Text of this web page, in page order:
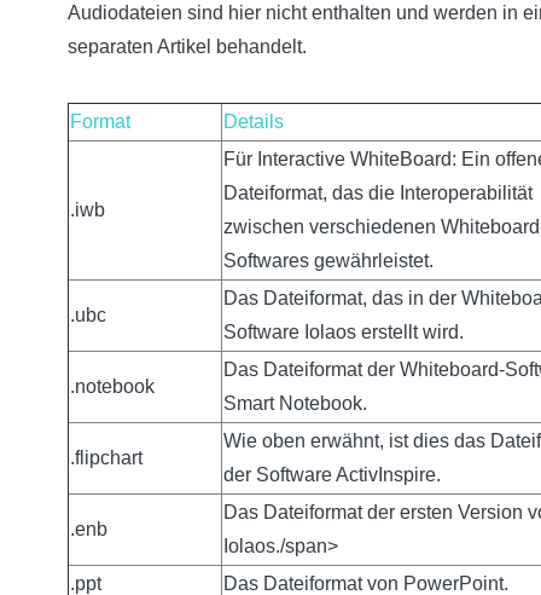
Audiodateien sind hier nicht enthalten und werden in
separaten Artikel behandelt.
Format Details
.iwb
Für Interactive WhiteBoard: Ein
Dateiformat, das die Interoperabilität
zwischen verschiedenen
Softwares gewährleistet.
.ubc
Das Dateiformat, das in der
Software Iolaos erstellt wird.
.notebook
Das Dateiformat der Whiteboard-
Smart Notebook.
.flipchart
Wie oben erwähnt, ist dies das
der Software ActivInspire.
.enb
Das Dateiformat der ersten Version
Iolaos./span>
.ppt
Das Dateiformat von PowerPoint.